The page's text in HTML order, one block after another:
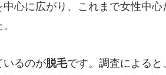
心に広がり、これまで女性中
いるのが脱毛です。調査による